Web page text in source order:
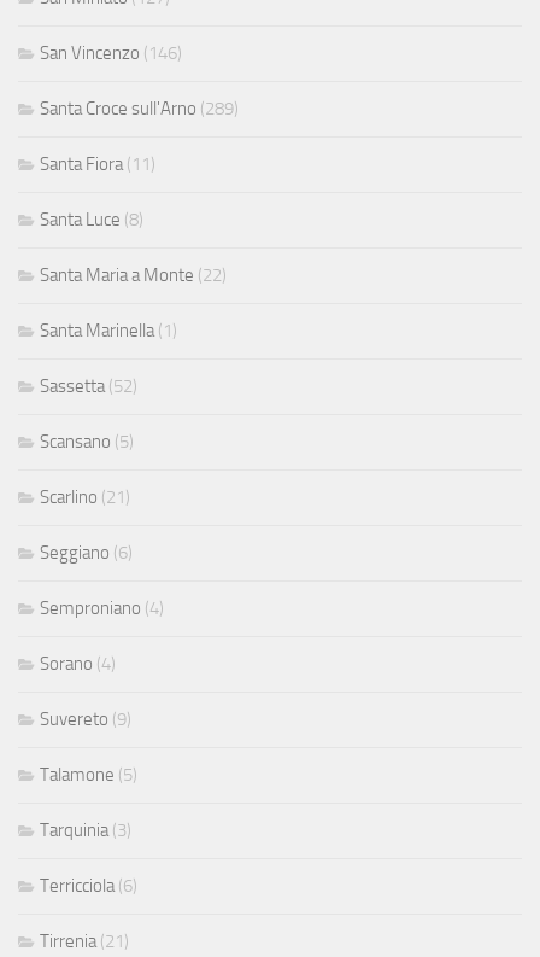
San Vincenzo (146)
Santa Croce sull'Arno (289)
Santa Fiora (11)
Santa Luce (8)
Santa Maria a Monte (22)
Santa Marinella (1)
Sassetta (52)
Scansano (5)
Scarlino (21)
Seggiano (6)
Semproniano (4)
Sorano (4)
Suvereto (9)
Talamone (5)
Tarquinia (3)
Terricciola (6)
Tirrenia (21)